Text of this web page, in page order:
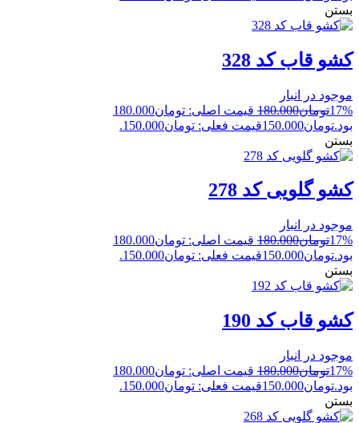
بستن
کشو قاب کد 328
موجود در انبار
17%تومان180.000
قیمت اصلی: تومان180.000
بود.تومان150.000قیمت فعلی: تومان150.000.
بستن
کشو گلویی کد 278
موجود در انبار
17%تومان180.000
قیمت اصلی: تومان180.000
بود.تومان150.000قیمت فعلی: تومان150.000.
بستن
کشو قاب کد 190
موجود در انبار
17%تومان180.000
قیمت اصلی: تومان180.000
بود.تومان150.000قیمت فعلی: تومان150.000.
بستن